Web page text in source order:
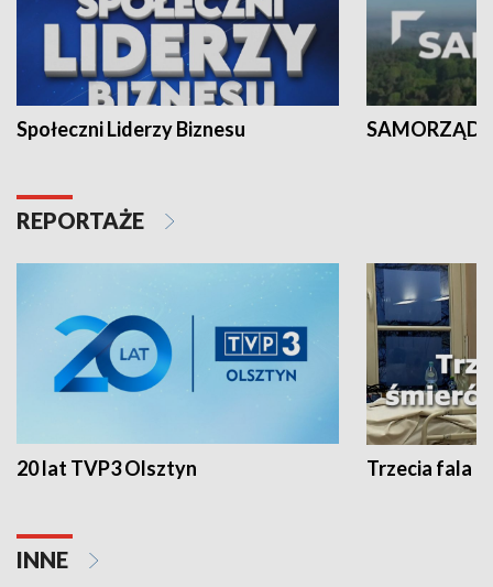
Społeczni Liderzy Biznesu SAMORZĄD
REPORTAŻE
20 lat TVP3 Olsztyn Trzecia fala -
INNE